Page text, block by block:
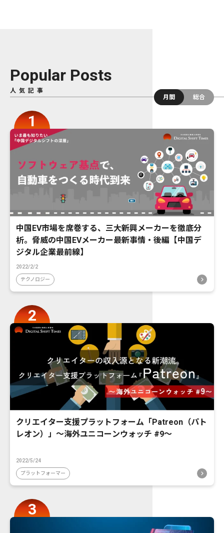
Popular Posts
人気記事
月間
総合
中国EV市場を席巻する、三大新興メーカーを徹底分
析。脅威の中国EVメーカー最新事情・後編【中国デ
ジタル企業最前線】
2022/2/2
テクノロジー
クリエイター支援プラットフォーム「Patreon（パト
レオン）」〜海外ユニコーンウォッチ #9〜
2022/5/24
プラットフォーマー